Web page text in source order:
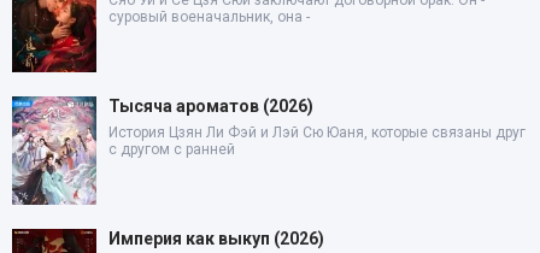
суровый военачальник, она -
Тысяча ароматов (2026)
История Цзян Ли Фэй и Лэй Сю Юаня, которые связаны друг
с другом с ранней
Империя как выкуп (2026)